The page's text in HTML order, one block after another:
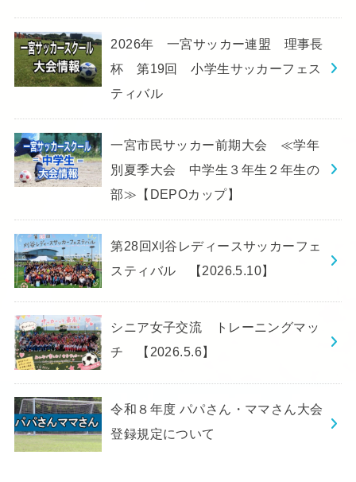
2026年 一宮サッカー連盟 理事長
杯 第19回 小学生サッカーフェス
ティバル
一宮市民サッカー前期大会 ≪学年
別夏季大会 中学生３年生２年生の
部≫【DEPOカップ】
第28回刈谷レディースサッカーフェ
スティバル 【2026.5.10】
シニア女子交流 トレーニングマッ
チ 【2026.5.6】
令和８年度 パパさん・ママさん大会
登録規定について